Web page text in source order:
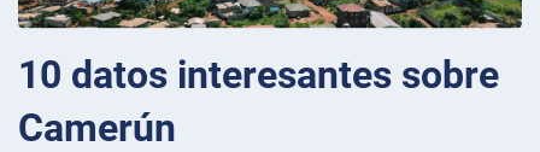
10 datos interesantes sobre
Camerún